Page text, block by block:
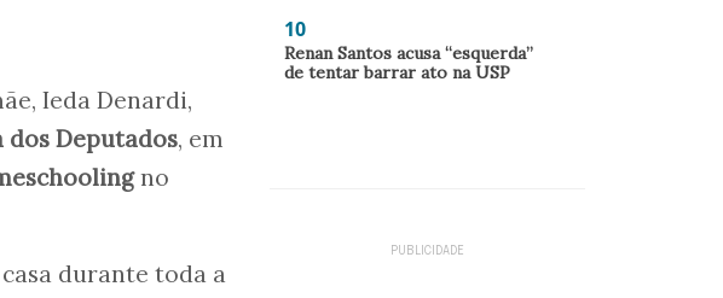
Ieda Denardi,
dos Deputados, em
no
durante toda a
10
Renan Santos acusa “esquerda”
de tentar barrar ato na USP